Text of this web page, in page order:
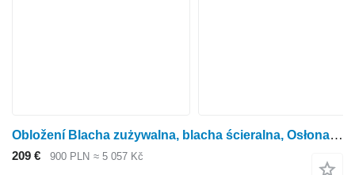
Obložení Blacha zużywalna, blacha ścieralna, Osłona ramy pro rotačního kukuřičného adaptéru Kemper 345, 360, 375
209 € 900 PLN ≈ 5 057 Kč